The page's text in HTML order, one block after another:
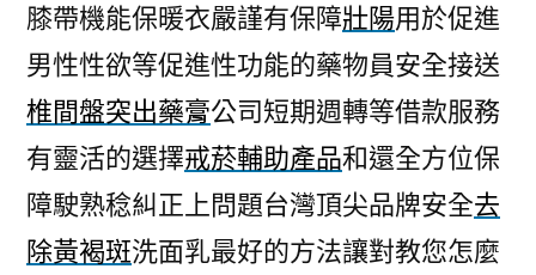
膝帶機能保暖衣嚴謹有保障壯陽用於促進
男性性欲等促進性功能的藥物員安全接送
椎間盤突出藥膏公司短期週轉等借款服務
有靈活的選擇戒菸輔助產品和還全方位保
障駛熟稔糾正上問題台灣頂尖品牌安全去
除黃褐斑洗面乳最好的方法讓對教您怎麼